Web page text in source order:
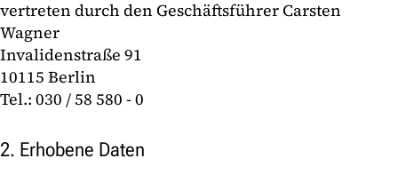
vertreten durch den Geschäftsführer Carsten
Wagner
Invalidenstraße 91
10115 Berlin
Tel.: 030 / 58 580 - 0
2. Erhobene Daten